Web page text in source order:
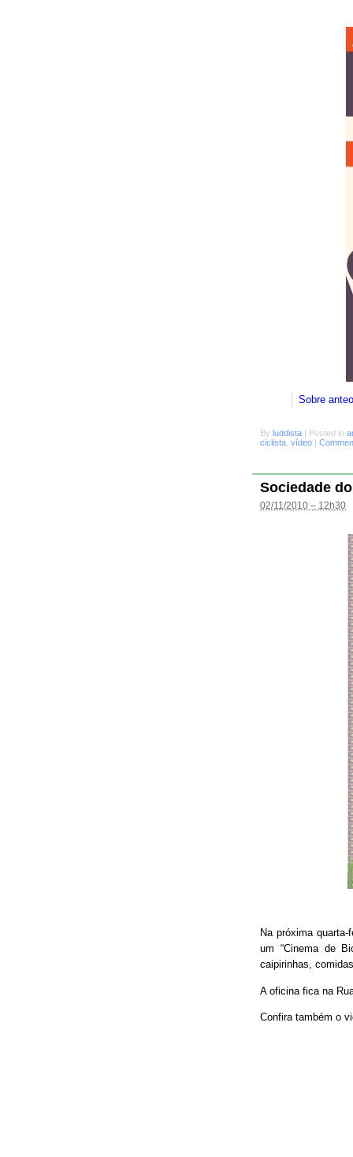
Sobre
By luddista Posted in
ciclista vídeo
Sociedade
02/11/2010 – 12h30
Na próxima
um “Cinema de
caipirinhas,
A oficina fica na
Confira também o